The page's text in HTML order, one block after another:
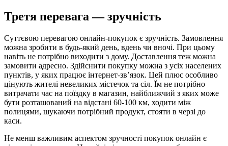
Третя перевага — зручність
Суттєвою перевагою онлайн-покупок є зручність. Замовлення
можна зробити в будь-який день, вдень чи вночі. При цьому
навіть не потрібно виходити з дому. Доставлення теж можна
замовити адресно. Здійснити покупку можна з усіх населених
пунктів, у яких працює інтернет-зв’язок. Цей плюс особливо
цінують жителі невеликих містечок та сіл. Їм не потрібно
витрачати час на поїздку в магазин, найближчий з яких може
бути розташований на відстані 60-100 км, ходити між
полицями, шукаючи потрібний продукт, стояти в черзі до
каси.
Не менш важливим аспектом зручності покупок онлайн є